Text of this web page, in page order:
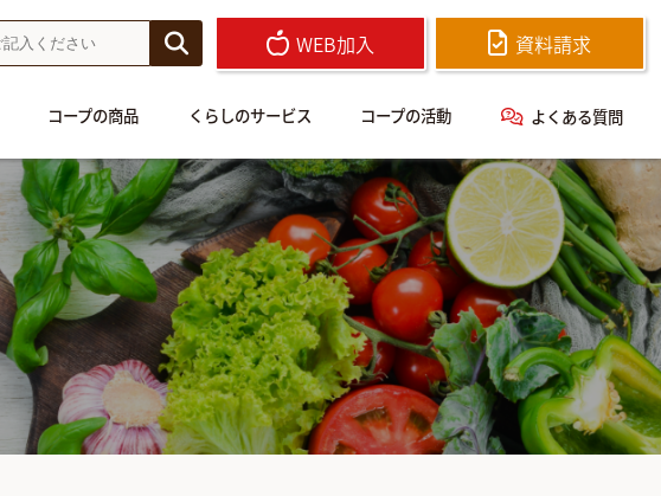
WEB加入 資料請求
コープの商品 くらしのサービス コープの活動 よくある質問